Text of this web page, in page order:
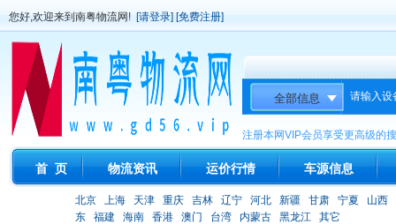
您好,欢迎来到南粤物流网! [请登录] [免费注册]
请输入设
注册本网VIP会员享受更高级的
首 页 物流资讯 运价行情 车源信息
北京 上海 天津 重庆 吉林 辽宁 河北 新疆 甘肃 宁夏
山西
东
福建 海南 香港 澳门 台湾 内蒙古 黑龙江 其它